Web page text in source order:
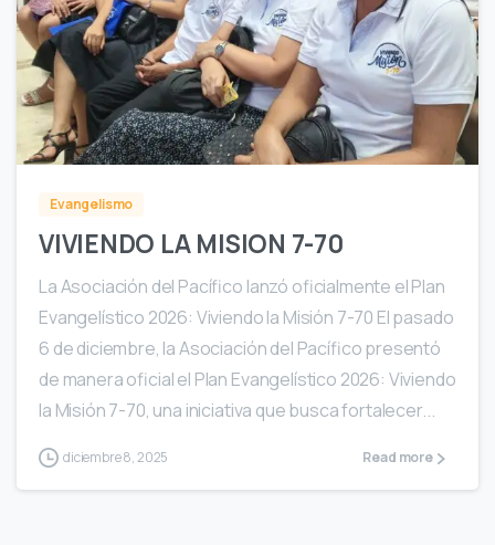
Evangelismo
VIVIENDO LA MISION 7-70
La Asociación del Pacífico lanzó oficialmente el Plan
Evangelístico 2026: Viviendo la Misión 7-70 El pasado
6 de diciembre, la Asociación del Pacífico presentó
de manera oficial el Plan Evangelístico 2026: Viviendo
la Misión 7-70, una iniciativa que busca fortalecer...
diciembre 8, 2025 Read more